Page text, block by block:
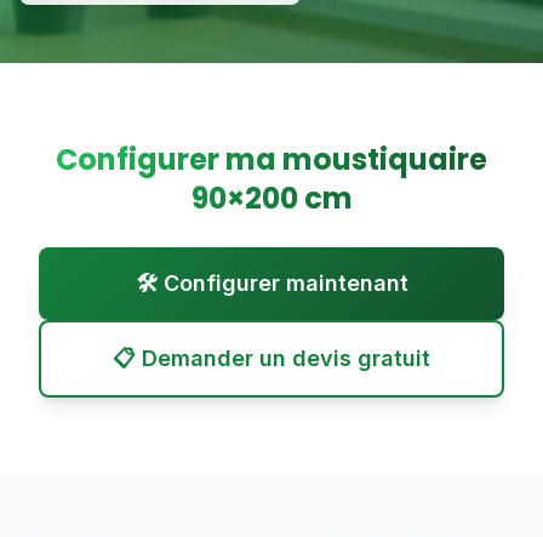
Configurer ma moustiquaire
90×200cm
🛠️ Configurer maintenant
📋 Demander un devis gratuit